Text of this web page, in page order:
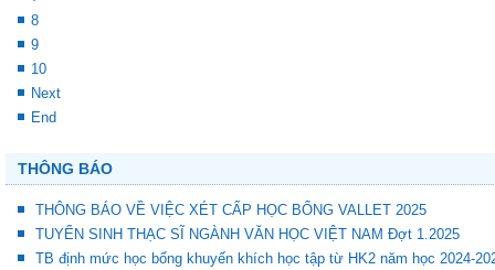
8
9
10
Next
End
THÔNG BÁO
THÔNG BÁO VỀ VIỆC XÉT CẤP HỌC BỔNG VALLET 2025
TUYỂN SINH THẠC SĨ NGÀNH VĂN HỌC VIỆT NAM Đợt 1.2025
TB định mức học bổng khuyến khích học tập từ HK2 năm học 2024-